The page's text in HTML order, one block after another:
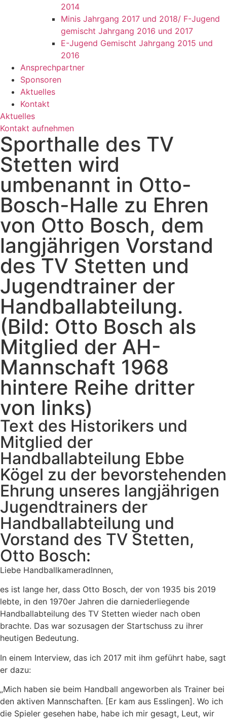
2014
Minis Jahrgang 2017 und 2018/ F-Jugend
gemischt Jahrgang 2016 und 2017
E-Jugend Gemischt Jahrgang 2015 und
2016
Ansprechpartner
Sponsoren
Aktuelles
Kontakt
Aktuelles
Kontakt aufnehmen
Sporthalle des TV
Stetten wird
umbenannt in Otto-
Bosch-Halle zu Ehren
von Otto Bosch, dem
langjährigen Vorstand
des TV Stetten und
Jugendtrainer der
Handballabteilung.
(Bild: Otto Bosch als
Mitglied der AH-
Mannschaft 1968
hintere Reihe dritter
von links)
Text des Historikers und
Mitglied der
Handballabteilung Ebbe
Kögel zu der bevorstehenden
Ehrung unseres langjährigen
Jugendtrainers der
Handballabteilung und
Vorstand des TV Stetten,
Otto Bosch:
Liebe HandballkameradInnen,
es ist lange her, dass Otto Bosch, der von 1935 bis 2019
lebte, in den 1970er Jahren die darniederliegende
Handballabteilung des TV Stetten wieder nach oben
brachte. Das war sozusagen der Startschuss zu ihrer
heutigen Bedeutung.
In einem Interview, das ich 2017 mit ihm geführt habe, sagt
er dazu:
„Mich haben sie beim Handball angeworben als Trainer bei
den aktiven Mannschaften. [Er kam aus Esslingen]. Wo ich
die Spieler gesehen habe, habe ich mir gesagt, Leut, wir